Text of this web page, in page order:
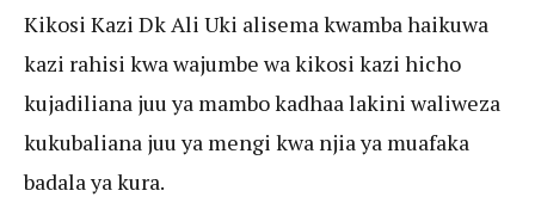
Kikosi Kazi Dk Ali Uki alisema kwamba haikuwa
kazi rahisi kwa wajumbe wa kikosi kazi hicho
kujadiliana juu ya mambo kadhaa lakini waliweza
kukubaliana juu ya mengi kwa njia ya muafaka
badala ya kura.